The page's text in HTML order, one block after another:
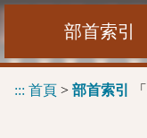
部首索引
::: 首頁 > 部首索引 「